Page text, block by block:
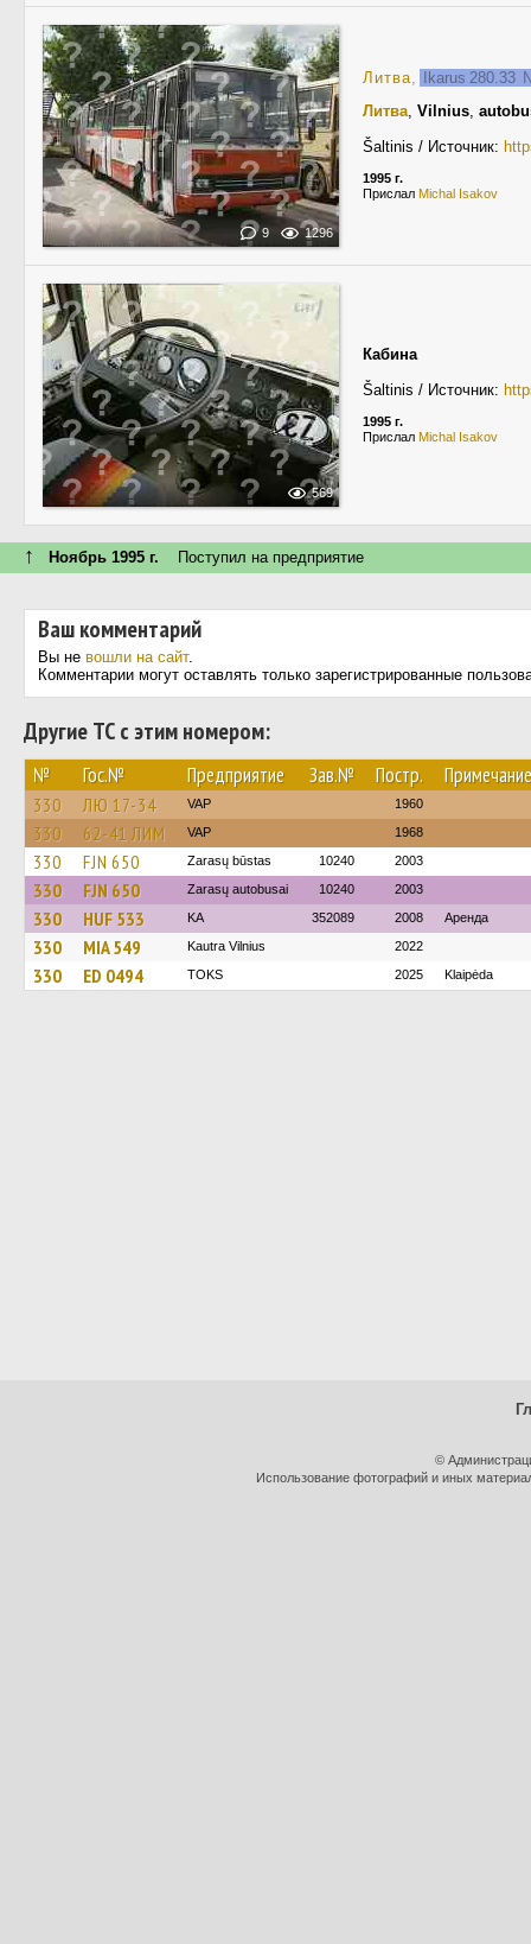
9 1296
Литва, Ikarus 280.33
Литва, Vilnius,
Šaltinis / Источник:
1995 г.
Прислал Michal Isakov
569
Кабина
Šaltinis / Источник:
1995 г.
Прислал Michal Isakov
↑ Ноябрь 1995 г. Поступил на предприятие
Ваш комментарий
Вы не вошли на сайт.
Комментарии могут оставлять только зарегистрированные
Другие ТС с этим номером:
№ Гос.№ Предприятие Зав.№ Постр. Примечание
330 ЛЮ 17-34 VAP 1960
330 62-41 ЛИМ VAP 1968
330 FJN 650 Zarasų būstas 10240 2003
330 FJN 650 Zarasų autobusai 10240 2003
330 HUF 533 KA 352089 2008 Аренда
330 MIA 549 Kautra Vilnius 2022
330 ED 0494 TOKS 2025 Klaipėda
©
Использование фотографий и иных